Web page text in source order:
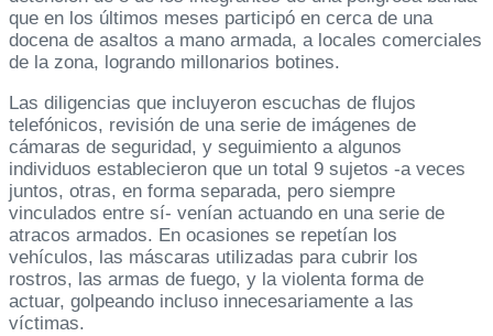
que en los últimos meses participó en cerca de una
docena de asaltos a mano armada, a locales comerciales
de la zona, logrando millonarios botines.
Las diligencias que incluyeron escuchas de flujos
telefónicos, revisión de una serie de imágenes de
cámaras de seguridad, y seguimiento a algunos
individuos establecieron que un total 9 sujetos -a veces
juntos, otras, en forma separada, pero siempre
vinculados entre sí- venían actuando en una serie de
atracos armados. En ocasiones se repetían los
vehículos, las máscaras utilizadas para cubrir los
rostros, las armas de fuego, y la violenta forma de
actuar, golpeando incluso innecesariamente a las
víctimas.